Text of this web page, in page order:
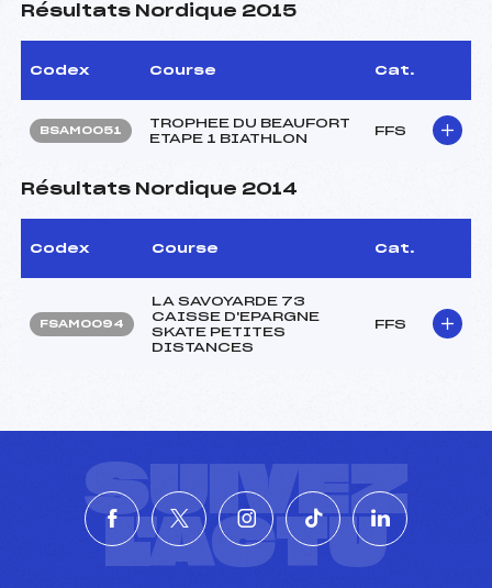
Résultats Nordique 2015
Codex Course Cat.
BSAM0051
TROPHEE DU BEAUFORT
ETAPE 1 BIATHLON
FFS
Résultats Nordique 2014
Codex Course Cat.
FSAM0094
LA SAVOYARDE 73
CAISSE D'EPARGNE
SKATE PETITES
DISTANCES
FFS
SUIVEZ
L'ACTU